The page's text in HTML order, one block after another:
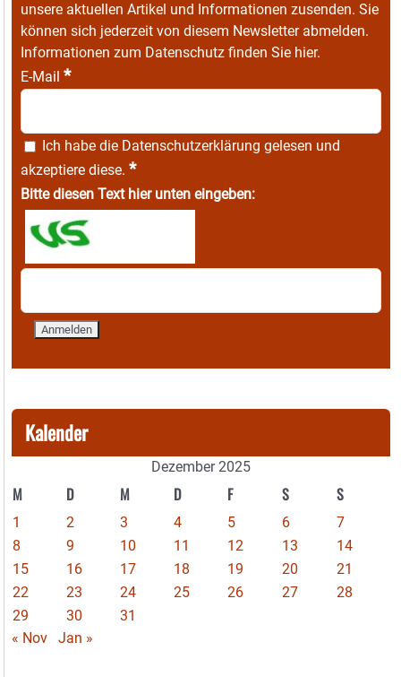
unsere aktuellen Artikel und Informationen zusenden. Sie
können sich jederzeit von diesem Newsletter abmelden.
Informationen zum Datenschutz finden Sie hier.
E-Mail *
Ich habe die Datenschutzerklärung gelesen und
akzeptiere diese. *
Bitte diesen Text hier unten eingeben:
Kalender
Dezember 2025
M D M D F S S
1 2 3 4 5 6
7
8
9 10 11 12 13
14
15
16 17 18 19 20
21
22
23 24 25 26 27
28
29
30
31
« Nov
Jan »